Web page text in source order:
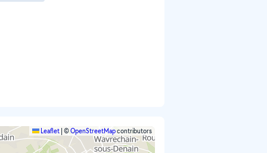
Leaflet ©OpenStreetMapcontributors